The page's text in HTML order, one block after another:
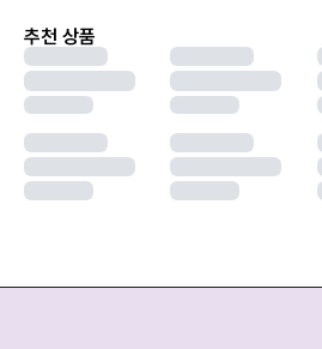
추천 상품